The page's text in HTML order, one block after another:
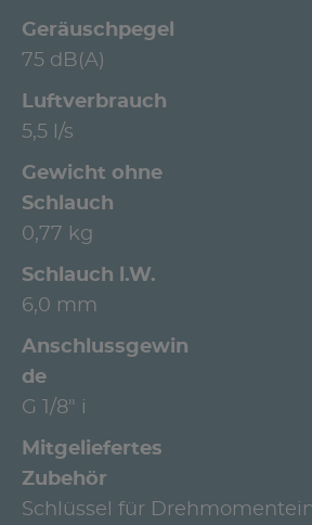
Geräuschpegel
75 dB(A)
Luftverbrauch
5,5 l/s
Gewicht ohne
Schlauch
0,77 kg
Schlauch l.W.
6,0 mm
Anschlussgewin
de
G 1/8" i
Mitgeliefertes
Zubehör
Schlüssel für